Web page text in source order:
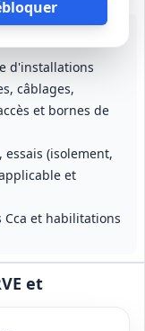
d'installations
câblages,
et bornes de
(isolement,
et
Cca et habilitations
et